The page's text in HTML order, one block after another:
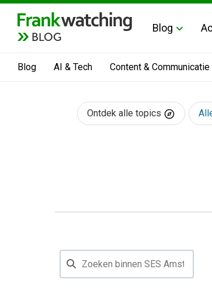
BLOG
Blog
Blog AI & Tech Content & Communicatie
Ontdek alle topics